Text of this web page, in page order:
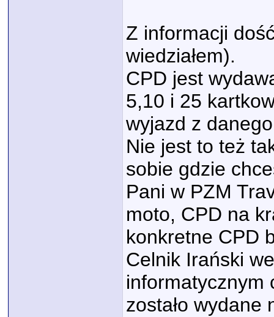
Z informacji
wiedziałem).
CPD jest
5,10 i 25
wyjazd z
Nie jest to też
sobie gdzie
Pani w PZM
moto, CPD na
konkretne CPD
Celnik Irański
informatycznym
zostało wydane